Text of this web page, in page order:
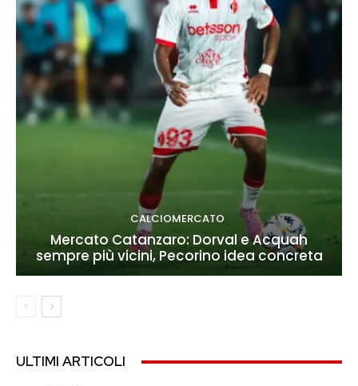
CALCIOMERCATO
Mercato Catanzaro: Dorval e Acquah
sempre più vicini, Pecorino idea concreta
ULTIMI ARTICOLI